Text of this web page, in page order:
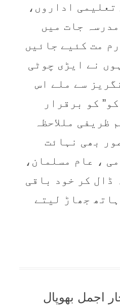
اداروں،
جات میں
مت کئیے جائیں
نے ایڑی چوٹی
سے ملے اس
کو برقرار
ظریفی مللاحظہ
بھی نہائت
، عام مسلمان،
ڈال کر خود باقی
جھاڑ لیتے
اجمل بھوپال